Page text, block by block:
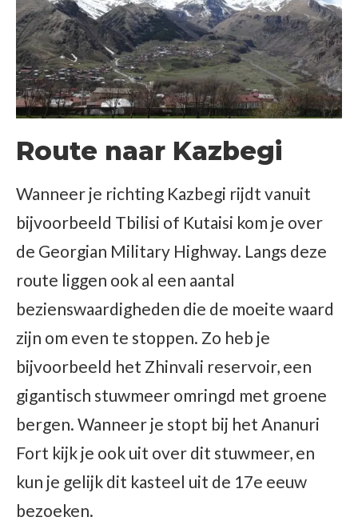
Route naar Kazbegi
Wanneer je richting Kazbegi rijdt vanuit
bijvoorbeeld Tbilisi of Kutaisi kom je over
de Georgian Military Highway. Langs deze
route liggen ook al een aantal
bezienswaardigheden die de moeite waard
zijn om even te stoppen. Zo heb je
bijvoorbeeld het Zhinvali reservoir, een
gigantisch stuwmeer omringd met groene
bergen. Wanneer je stopt bij het Ananuri
Fort kijk je ook uit over dit stuwmeer, en
kun je gelijk dit kasteel uit de 17e eeuw
bezoeken.